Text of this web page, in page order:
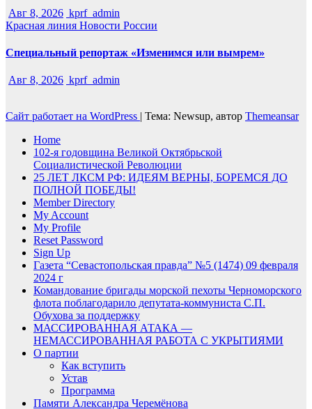
Авг 8, 2026 kprf_admin
Красная линия Новости России
Специальный репортаж «Изменимся или вымрем»
Авг 8, 2026 kprf_admin
Сайт работает на WordPress | Тема: Newsup, автор Themeansar
Home
102-я годовщина Великой Октябрьской
Социалистической Революции
25 ЛЕТ ЛКСМ РФ: ИДЕЯМ ВЕРНЫ, БОРЕМСЯ ДО
ПОЛНОЙ ПОБЕДЫ!
Member Directory
My Account
My Profile
Reset Password
Sign Up
Газета “Севастопольская правда” №5 (1474) 09 февраля
2024 г
Командование бригады морской пехоты Черноморского
флота поблагодарило депутата-коммуниста С.П.
Обухова за поддержку
МАССИРОВАННАЯ АТАКА —
НЕМАССИРОВАННАЯ РАБОТА С УКРЫТИЯМИ
О партии
Как вступить
Устав
Программа
Памяти Александра Черемёнова